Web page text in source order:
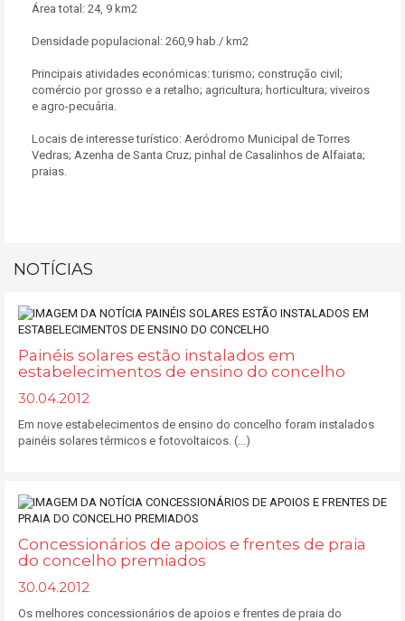
Área total: 24, 9 km2
Densidade populacional: 260,9 hab./ km2
Principais atividades económicas: turismo; construção civil;
comércio por grosso e a retalho; agricultura; horticultura; viveiros
e agro-pecuária.
Locais de interesse turístico: Aeródromo Municipal de Torres
Vedras; Azenha de Santa Cruz; pinhal de Casalinhos de Alfaiata;
praias.
NOTÍCIAS
Painéis solares estão instalados em
estabelecimentos de ensino do concelho
30.04.2012
Em nove estabelecimentos de ensino do concelho foram instalados
painéis solares térmicos e fotovoltaicos. (...)
Concessionários de apoios e frentes de praia
do concelho premiados
30.04.2012
Os melhores concessionários de apoios e frentes de praia do